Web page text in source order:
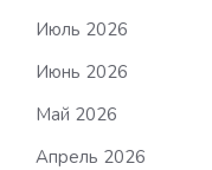
Июль 2026
Июнь 2026
Май 2026
Апрель 2026